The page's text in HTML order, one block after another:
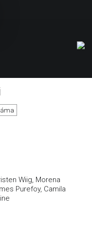
Wiig, Morena
Purefoy, Camila